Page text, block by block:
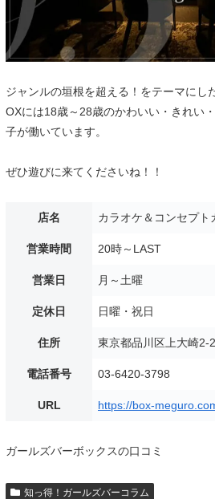
ジャンルの垣根を超える！をテーマにし
OXには18歳～28歳のかわいい・きれい
子が働いています。
ぜひ遊びに来てくださいね！！
店名 カラオケ＆コンセプト
営業時間 20時～LAST
営業日 月～土曜
定休日 日曜・祝日
住所 東京都品川区上大崎
電話番号 03-6420-3798
URL https://box-
ガールズバーボックスの口コミ
知っ得！ガールズバーコラム